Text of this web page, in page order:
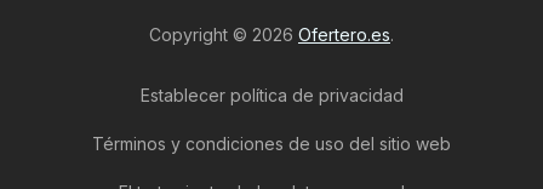
Copyright © 2026 Ofertero.es.
Establecer política de privacidad
Términos y condiciones de uso del sitio web